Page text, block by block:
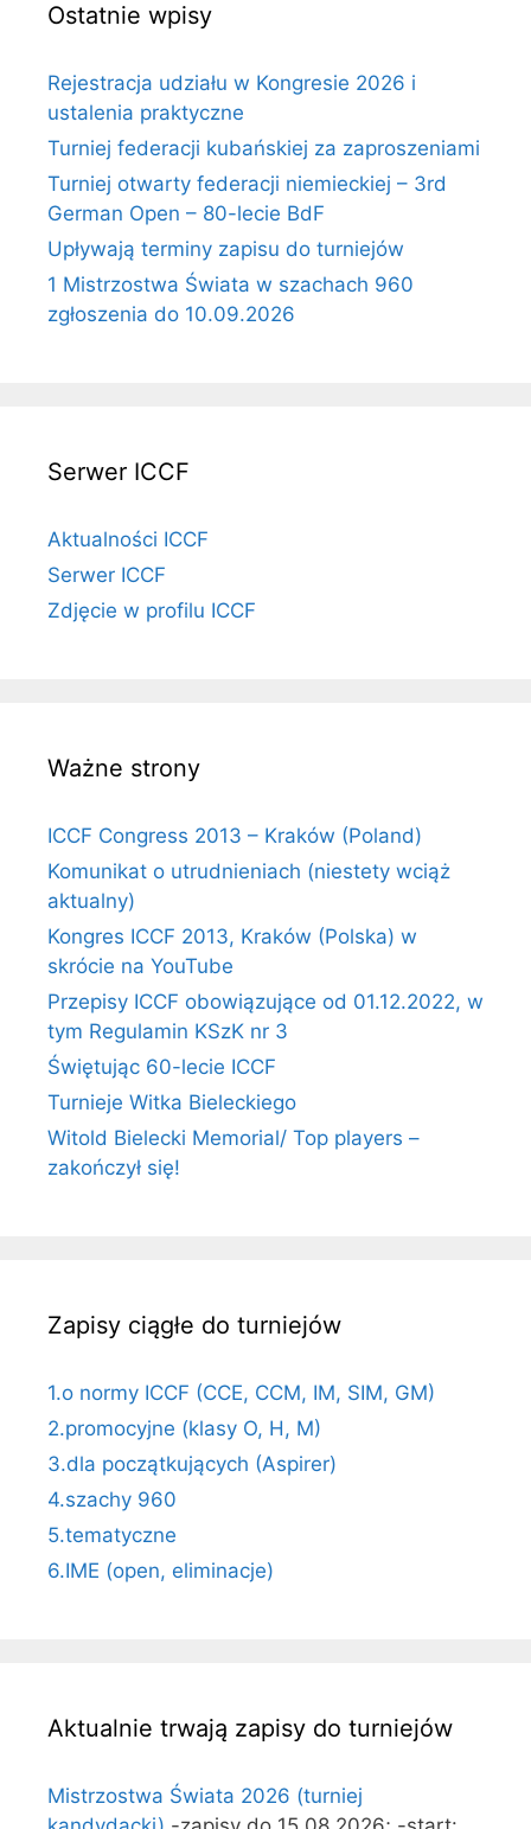
Ostatnie wpisy
Rejestracja udziału w Kongresie 2026 i
ustalenia praktyczne
Turniej federacji kubańskiej za zaproszeniami
Turniej otwarty federacji niemieckiej – 3rd
German Open – 80-lecie BdF
Upływają terminy zapisu do turniejów
1 Mistrzostwa Świata w szachach 960
zgłoszenia do 10.09.2026
Serwer ICCF
Aktualności ICCF
Serwer ICCF
Zdjęcie w profilu ICCF
Ważne strony
ICCF Congress 2013 – Kraków (Poland)
Komunikat o utrudnieniach (niestety wciąż
aktualny)
Kongres ICCF 2013, Kraków (Polska) w
skrócie na YouTube
Przepisy ICCF obowiązujące od 01.12.2022, w
tym Regulamin KSzK nr 3
Świętując 60-lecie ICCF
Turnieje Witka Bieleckiego
Witold Bielecki Memorial/ Top players –
zakończył się!
Zapisy ciągłe do turniejów
1.o normy ICCF (CCE, CCM, IM, SIM, GM)
2.promocyjne (klasy O, H, M)
3.dla początkujących (Aspirer)
4.szachy 960
5.tematyczne
6.IME (open, eliminacje)
Aktualnie trwają zapisy do turniejów
Mistrzostwa Świata 2026 (turniej